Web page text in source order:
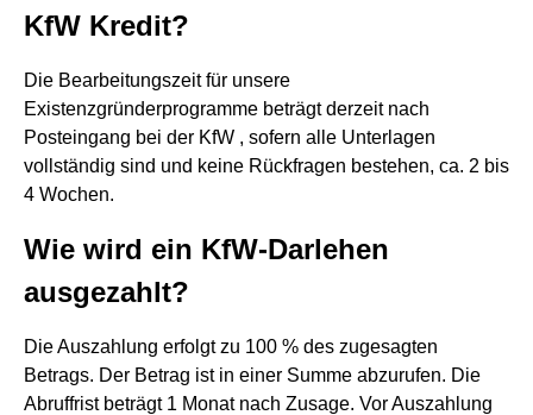
KfW Kredit?
Die Bearbeitungszeit für unsere
Existenzgründerprogramme beträgt derzeit nach
Posteingang bei der KfW , sofern alle Unterlagen
vollständig sind und keine Rückfragen bestehen, ca. 2 bis
4 Wochen.
Wie wird ein KfW-Darlehen
ausgezahlt?
Die Auszahlung erfolgt zu 100 % des zugesagten
Betrags. Der Betrag ist in einer Summe abzurufen. Die
Abruffrist beträgt 1 Monat nach Zusage. Vor Auszahlung